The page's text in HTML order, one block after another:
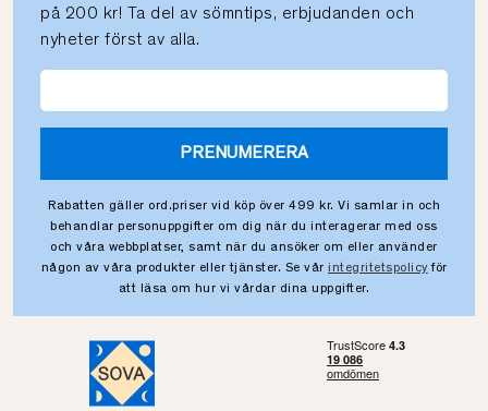
på 200 kr! Ta del av sömntips, erbjudanden och
nyheter först av alla.
PRENUMERERA
Rabatten gäller ord.priser vid köp över 499 kr. Vi samlar in och
behandlar personuppgifter om dig när du interagerar med oss
och våra webbplatser, samt när du ansöker om eller använder
någon av våra produkter eller tjänster. Se vår integritetspolicy för
att läsa om hur vi vårdar dina uppgifter.